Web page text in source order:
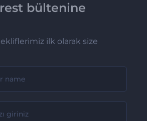
bültenine
ilk olarak size